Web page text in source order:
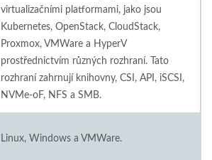
virtualizačními platformami, jako jsou
Kubernetes, OpenStack, CloudStack,
Proxmox, VMWare a HyperV
prostřednictvím různých rozhraní. Tato
rozhraní zahrnují knihovny, CSI, API, iSCSI,
NVMe-oF, NFS a SMB.
Linux, Windows a VMWare.